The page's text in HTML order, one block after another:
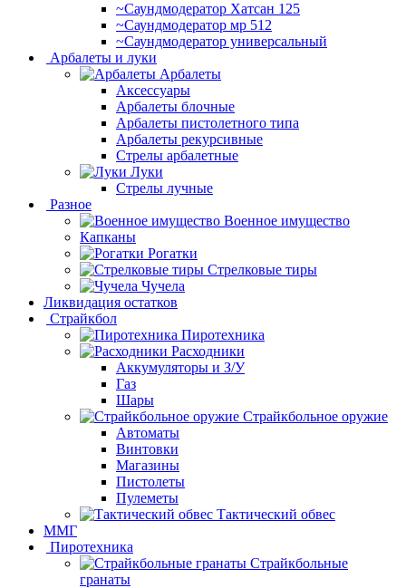
~Cаундмодератор Хатсан 125
~Саундмодератор мр 512
~Саундмодератор универсальный
Арбалеты и луки
Арбалеты
Аксессуары
Арбалеты блочные
Арбалеты пистолетного типа
Арбалеты рекурсивные
Стрелы арбалетные
Луки
Стрелы лучные
Разное
Военное имущество
Капканы
Рогатки
Стрелковые тиры
Чучела
Ликвидация остатков
Страйкбол
Пиротехника
Расходники
Аккумуляторы и З/У
Газ
Шары
Страйкбольное оружие
Автоматы
Винтовки
Магазины
Пистолеты
Пулеметы
Тактический обвес
ММГ
Пиротехника
Страйкбольные
гранаты